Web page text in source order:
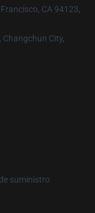
CA 94123,
Changchun City,
suministro